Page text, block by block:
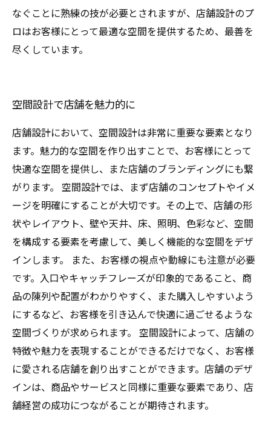
なぐことに熟練の技が必要とされますが、店舗設計のプ
ロはお客様にとって最適な空間を提供するため、最善を
尽くしています。
空間設計で店舗を魅力的に
店舗設計において、空間設計は非常に重要な要素となり
ます。魅力的な空間を作り出すことで、お客様にとって
快適な空間を提供し、また店舗のブランディングにも繋
がります。 空間設計では、まず店舗のコンセプトやイメ
ージを明確にすることが大切です。その上で、店舗の形
状やレイアウト、壁や天井、床、照明、色彩など、空間
を構成する要素を考慮して、美しく機能的な空間をデザ
インします。 また、お客様の視点や動線にも注意が必要
です。入口やキャッチフレーズが印象的であること、商
品の陳列や配置がわかりやすく、また購入しやすいよう
にするなど、お客様を引き込んで快適に過ごせるような
空間づくりが求められます。 空間設計によって、店舗の
特徴や魅力を表現することができるだけでなく、お客様
に愛される店舗を創り出すことができます。店舗のデザ
インは、商品やサービスと同様に重要な要素であり、店
舗経営の成功につながることが期待されます。